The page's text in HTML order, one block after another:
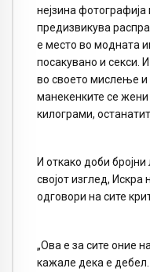
нејзина
предизвикува
е место во модната
посакувано и секси.
во своето мислење и
манекенките се
килограми,
И откако доби
својот изглед,
одговори на сите
„Ова е за сите оние
кажале дека е